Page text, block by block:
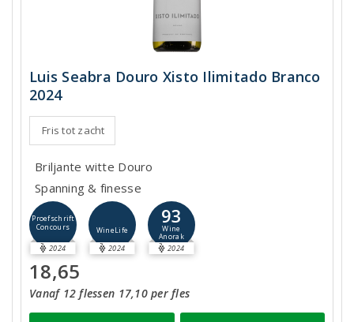
Luis Seabra Douro Xisto Ilimitado Branco
2024
Fris tot zacht
Briljante witte Douro
Spanning & finesse
Proefschrift
Concours
2024
WineLife
2024
93
Wine
Anorak
2024
18,65
Vanaf 12 flessen 17,10 per fles